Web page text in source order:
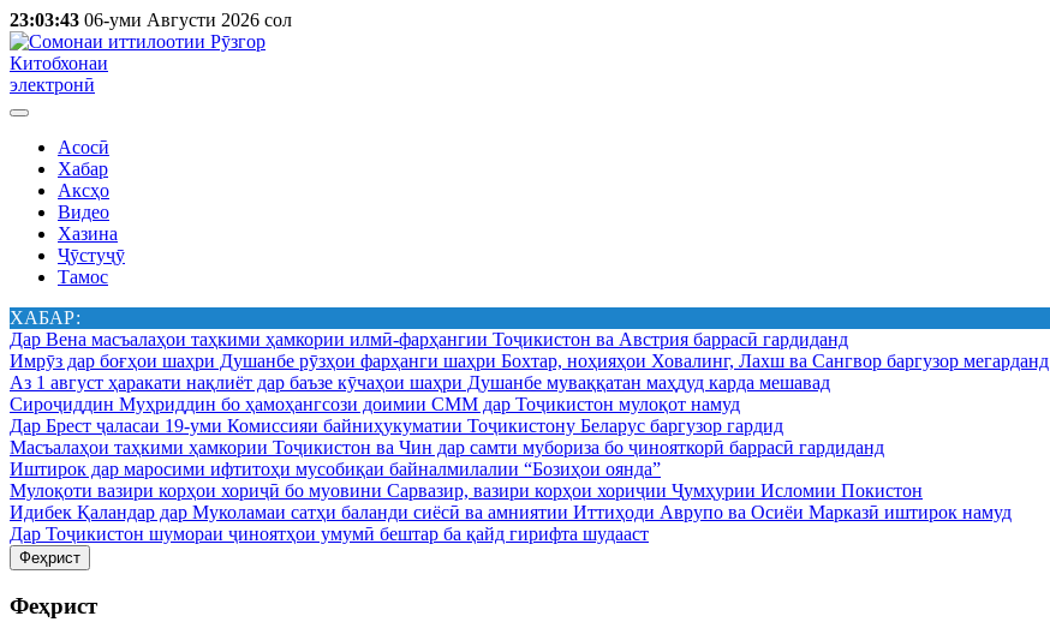
23:03:43 06-уми Августи 2026 сол
Китобхонаи
электронӣ
Асосӣ
Хабар
Аксҳо
Видео
Хазина
Ҷӯстуҷӯ
Тамос
ХАБАР:
Дар Вена масъалаҳои таҳкими ҳамкории илмӣ-фарҳангии Тоҷикистон ва Австрия баррасӣ гардиданд
Имрӯз дар боғҳои шаҳри Душанбе рӯзҳои фарҳанги шаҳри Бохтар, ноҳияҳои Ховалинг, Лахш ва Сангвор баргузор мегарданд
Аз 1 август ҳаракати нақлиёт дар баъзе кӯчаҳои шаҳри Душанбе муваққатан маҳдуд карда мешавад
Сироҷиддин Муҳриддин бо ҳамоҳангсози доимии СММ дар Тоҷикистон мулоқот намуд
Дар Брест ҷаласаи 19-уми Комиссияи байниҳукуматии Тоҷикистону Беларус баргузор гардид
Масъалаҳои таҳкими ҳамкории Тоҷикистон ва Чин дар самти мубориза бо ҷинояткорӣ баррасӣ гардиданд
Иштирок дар маросими ифтитоҳи мусобиқаи байналмилалии “Бозиҳои оянда”
Мулоқоти вазири корҳои хориҷӣ бо муовини Сарвазир, вазири корҳои хориҷии Ҷумҳурии Исломии Покистон
Идибек Қаландар дар Муколамаи сатҳи баланди сиёсӣ ва амниятии Иттиҳоди Аврупо ва Осиёи Марказӣ иштирок намуд
Дар Тоҷикистон шумораи ҷиноятҳои умумӣ бештар ба қайд гирифта шудааст
Феҳрист
Феҳрист